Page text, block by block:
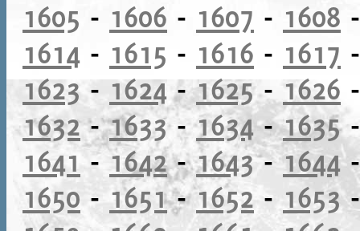
1605 - 1606 - 1607 - 1608
1614 - 1615 - 1616 - 1617
1623- 1624-1625- 1626
1632-1633-1634-1635
1641 -1642-1643-1644
1650 - 1651-1652 - 1653